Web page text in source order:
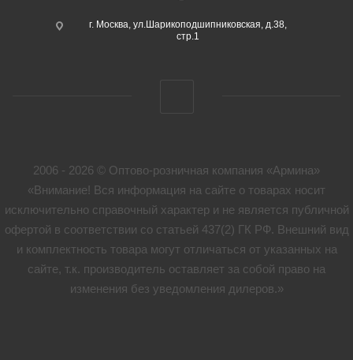
г. Москва, ул.Шарикоподшипниковская, д.38,
стр.1
2006 - 2026 © Оптово-розничная компания «Армина»
«Внимание! Вся информация на сайте о товарах носит
исключительно справочный характер и не является публичной
офертой в соответствии со статьей 437(2) ГК РФ. Внешний вид
и комплектность товара могут отличаться от указанных на
сайте, т.к. производитель оставляет за собой право на
изменения без уведомления дилеров.»